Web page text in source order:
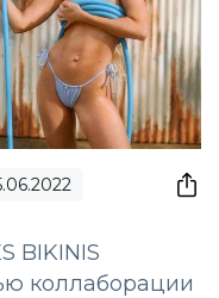
BIKINIS
коллаборации